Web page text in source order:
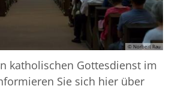
© Norbert Rau
katholischen Gottesdienst im
Sie sich hier über